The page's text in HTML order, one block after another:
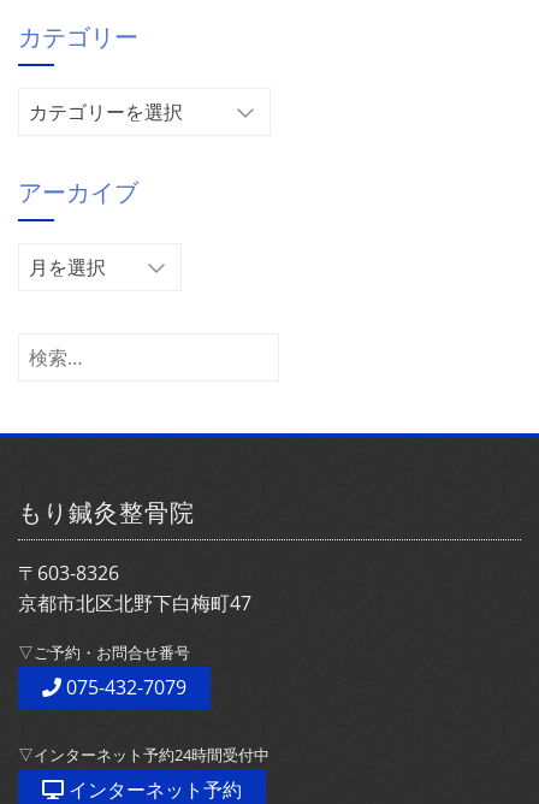
カテゴリー
リ
ー
アーカイブ
ア
イ
検
もり鍼灸整骨院
〒603-8326
京都市北区北野下白梅町47
▽ご予約・お問合せ番号
075-432-7079
▽インターネット予約24時間受付中
インターネット予約